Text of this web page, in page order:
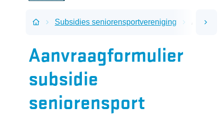
Startpagina
Subsidies seniorensportvereniging
Aanvraagformulier
subsidie
seniorensport